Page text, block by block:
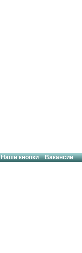
Наши кнопки Вакансии